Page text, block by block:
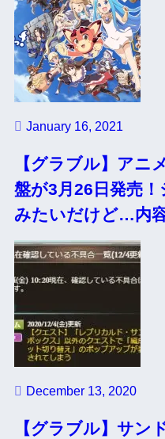
January 16, 2021
【グラブル】アニ
盤が3月26日発売
みたいだけど…内
December 13, 2020
【グラブル】サン